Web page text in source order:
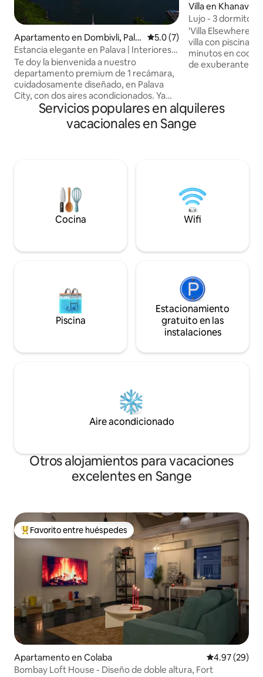
Apartamento en Dombivli, Pala
va
Calificación promedio: 5.0
5.0 (7)
Estancia elegante en Palava | Interiores
con estilo | Wifi
Te doy la bienvenida a nuestro
departamento premium de 1 recámara,
cuidadosamente diseñado, en Palava
City, con dos aires acondicionados. Ya
sea que estés de visita por trabajo, en
una escapada familiar o en un viaje de fin
de semana, este alojamiento ofrece una
primera calidad y todo lo esencial para
una estadía relajante. La hermosa zona
de Lakeside, las fuentes, los jardines, los
senderos para caminar, las cafeterías y
Villa en Khanavale
Lujo - 3
- Villa con piscina
'Villa Elsewhere'
villa con piscina
minutos en coche
de exuberantes
gran sala de estar
acondicionado
privada y una
para relajarte en
para una reunión
mejor parte de la
Servicios populares en alquileres
vacacionales en Sange
Cocina Wifi
Piscina
Estacionamiento
gratuito en las
instalaciones
Aire acondicionado
Otros alojamientos para vacaciones
excelentes en Sange
Favorito entre huéspedes preferido
Favorito entre huéspedes
Apartamento en Colaba Calificación
4.97 (29)
Bombay Loft House - Diseño de doble altura, Fort